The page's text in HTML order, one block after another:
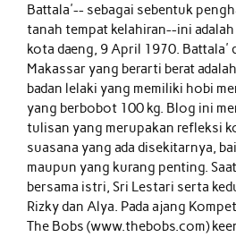
Battala'-- sebagai sebentuk
tanah tempat kelahiran--ini
kota daeng, 9 April 1970. Battala'
Makassar yang berarti berat
badan lelaki yang memiliki hobi
yang berbobot 100 kg. Blog ini
tulisan yang merupakan refleksi
suasana yang ada disekitarnya,
maupun yang kurang penting.
bersama istri, Sri Lestari serta
Rizky dan Alya. Pada ajang
The Bobs (www.thebobs.com)